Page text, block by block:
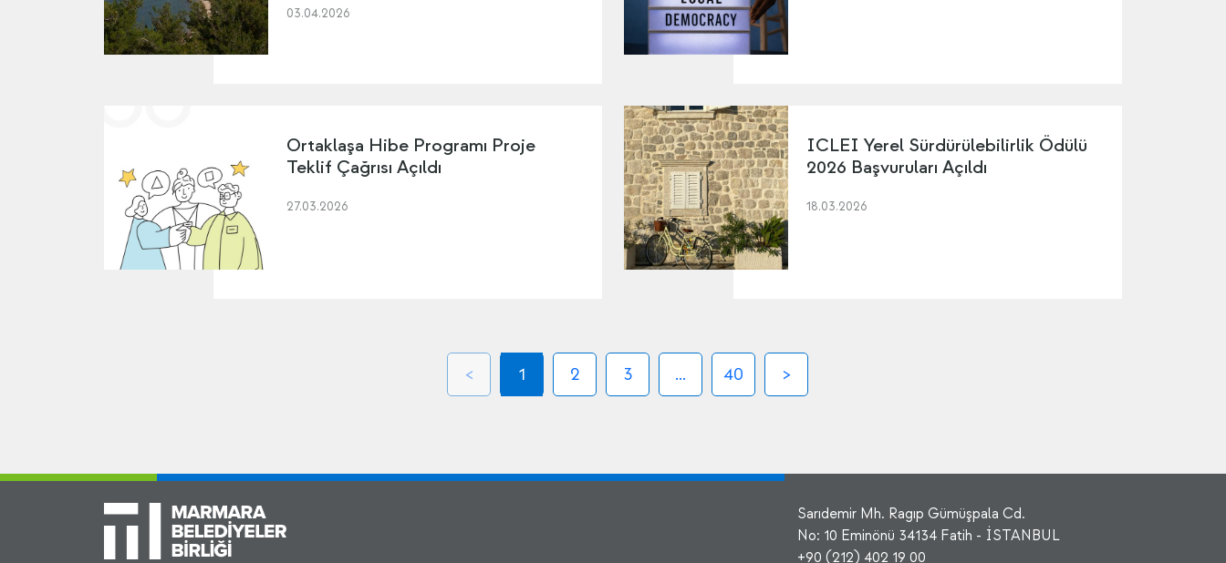
03.04.2026
Ortaklaşa Hibe Programı Proje
Teklif Çağrısı Açıldı
27.03.2026
ICLEI Yerel Sürdürülebilirlik Ödülü
2026 Başvuruları Açıldı
18.03.2026
1 2 3 ... 40
Sarıdemir Mh. Ragıp Gümüşpala Cd.
No: 10 Eminönü 34134 Fatih - İSTANBUL
+90 (212) 402 19 00